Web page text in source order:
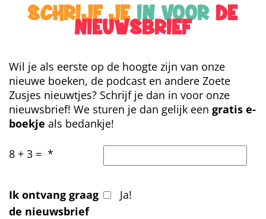
SCHRIJF JE IN VOOR DE
NIEUWSBRIEF
Wil je als eerste op de hoogte zijn van onze
nieuwe boeken, de podcast en andere Zoete
Zusjes nieuwtjes? Schrijf je dan in voor onze
nieuwsbrief! We sturen je dan gelijk een gratis e-
boekje als bedankje!
8 + 3 = *
Ik ontvang graag
de nieuwsbrief
Ja!